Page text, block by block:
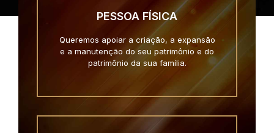
PESSOA FÍSICA
Queremos apoiar a criação, a expansão
e a manutenção do seu patrimônio e do
patrimônio da sua família.